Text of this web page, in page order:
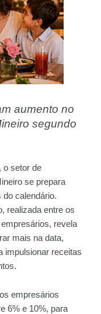
aumento no
segundo
o setor de
se prepara
calendário.
realizada entre os
revela
mais na data,
impulsionar receitas
empresários
6% e 10%, para